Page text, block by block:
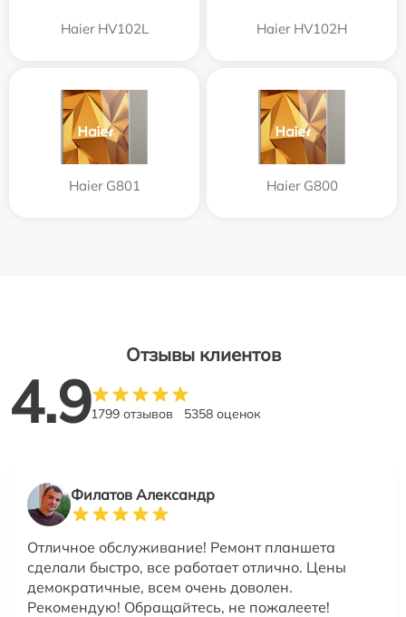
Haier HV102L Haier HV102H
Haier G801 Haier G800
Отзывы клиентов
4.91799 отзывов 5358 оценок
Филатов Александр
Отличное обслуживание! Ремонт планшета
сделали быстро, все работает отлично. Цены
демократичные, всем очень доволен.
Рекомендую! Обращайтесь, не пожалеете!